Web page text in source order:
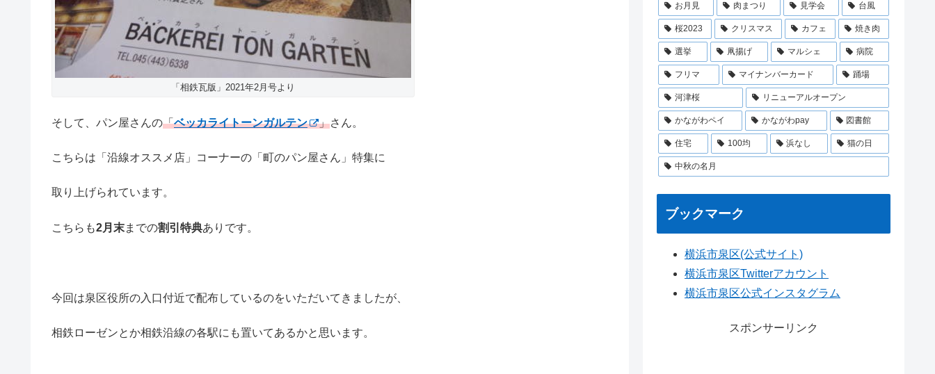
「相鉄瓦版」2021年2月号より
そして、パン屋さんの「ベッカライトーンガルテン 」さん。
こちらは「沿線オススメ店」コーナーの「町のパン屋さん」特集に
取り上げられています。
こちらも2月末までの割引特典ありです。
今回は泉区役所の入口付近で配布しているのをいただいてきましたが、
相鉄ローゼンとか相鉄沿線の各駅にも置いてあるかと思います。
お月見 肉まつり 見学会 台風
桜2023 クリスマス カフェ 焼き肉
選挙 凧揚げ マルシェ 病院
フリマ マイナンバーカード 踊場
河津桜 リニューアルオープン
かながわペイ かながわpay 図書館
住宅 100均 浜なし 猫の日
中秋の名月
ブックマーク
横浜市泉区(公式サイト)
横浜市泉区Twitterアカウント
横浜市泉区公式インスタグラム
スポンサーリンク